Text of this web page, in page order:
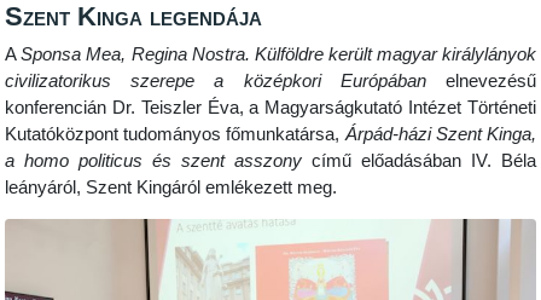
Szent Kinga legendája
ASponsa Mea, Regina Nostra. Külföldre került magyar királylányok
civilizatorikus szerepe a középkori Európában elnevezésű
konferencián Dr. Teiszler Éva, a Magyarságkutató Intézet Történeti
Kutatóközpont tudományos főmunkatársa, Árpád-házi Szent Kinga,
a homo politicus és szent asszony című előadásában IV. Béla
leányáról, Szent Kingáról emlékezett meg.